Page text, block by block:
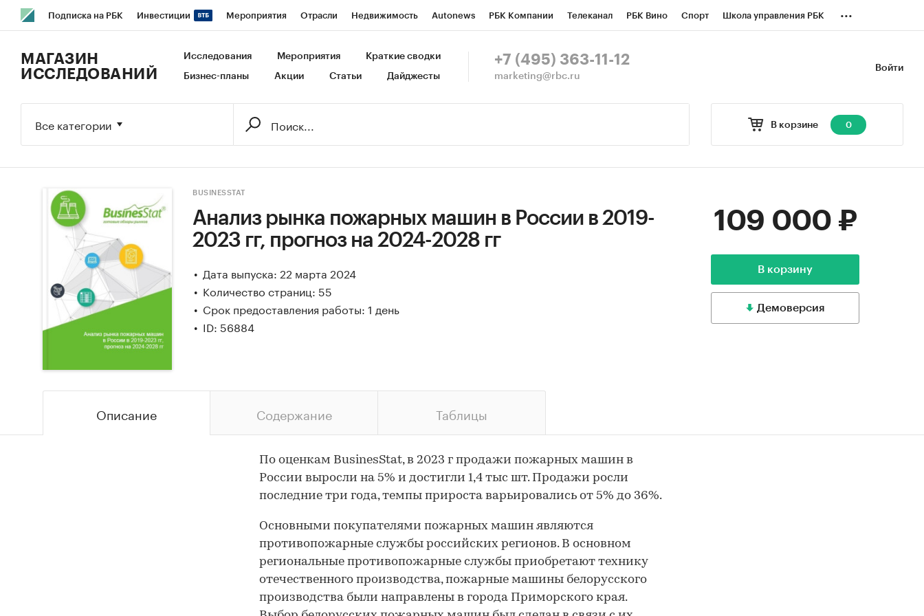
Подписка на РБК Инвестиции Мероприятия Отрасли Недвижимость Autonews РБК Компании Телеканал РБК Вино Спорт Школа управления РБК
Исследования Кредитные рейтинги Франшизы Газета Спецпроекты СПб Конференции СПб Спецпроекты
...
Войти
МАГАЗИН
ИССЛЕДОВАНИЙ
Исследования Мероприятия Краткие сводки
Бизнес-планы Акции Статьи Дайджесты
+7 (495) 363-11-12
marketing@rbc.ru
В корзине 0
Все категории
BUSINESSTAT
Анализ рынка пожарных машин в России в 2019-
2023 гг, прогноз на 2024-2028 гг
Дата выпуска: 22 марта 2024
Количество страниц: 55
Срок предоставления работы: 1 день
ID: 56884
109 000 ₽
В корзину
Демоверсия
Описание Содержание Таблицы
По оценкам BusinesStat, в 2023 г продажи пожарных машин в
России выросли на 5% и достигли 1,4 тыс шт. Продажи росли
последние три года, темпы прироста варьировались от 5% до 36%.
Основными покупателями пожарных машин являются
противопожарные службы российских регионов. В основном
региональные противопожарные службы приобретают технику
отечественного производства, пожарные машины белорусского
производства были направлены в города Приморского края.